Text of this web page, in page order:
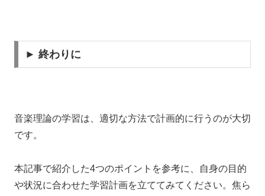
► 終わりに
音楽理論の学習は、適切な方法で計画的に行うのが大切
です。
本記事で紹介した4つのポイントを参考に、自身の目的
や状況に合わせた学習計画を立ててみてください。焦ら